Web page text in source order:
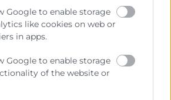
Google to enable storage
like cookies on web or
in apps.
Google to enable storage
of the website or